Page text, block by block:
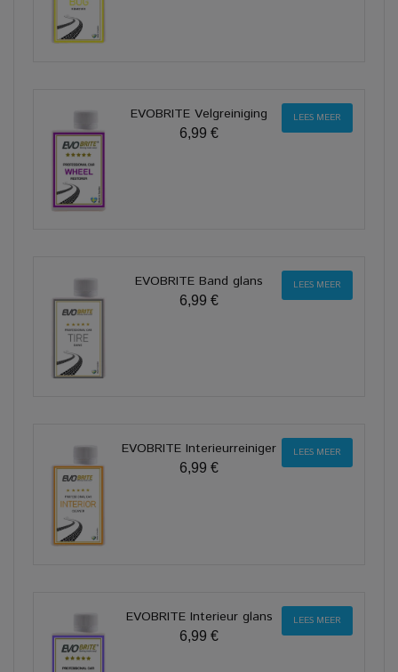
EVOBRITE Velgreiniging
6,99 €
LEES MEER
EVOBRITE Band glans
6,99 €
LEES MEER
EVOBRITE Interieurreiniger
6,99 €
LEES MEER
EVOBRITE Interieur glans
6,99 €
LEES MEER